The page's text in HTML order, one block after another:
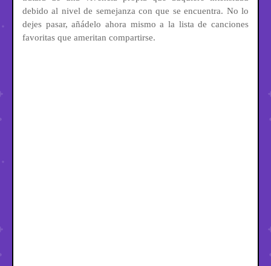
debido al nivel de semejanza con que se encuentra. No lo
dejes pasar, añádelo ahora mismo a la lista de canciones
favoritas que ameritan compartirse.